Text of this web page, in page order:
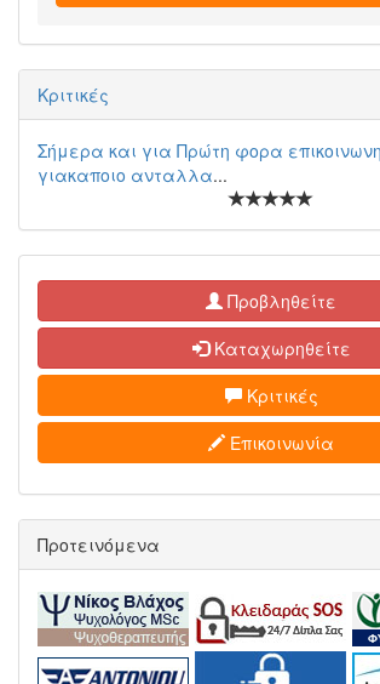
Κριτικές
Σήμερα και για Πρώτη φορα
γιακαποιο ανταλλα...
Προβληθείτε
Καταχωρηθείτε
Κριτικές
Επικοινωνία
Προτεινόμενα